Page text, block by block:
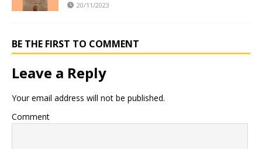
20/11/2023
BE THE FIRST TO COMMENT
Leave a Reply
Your email address will not be published.
Comment